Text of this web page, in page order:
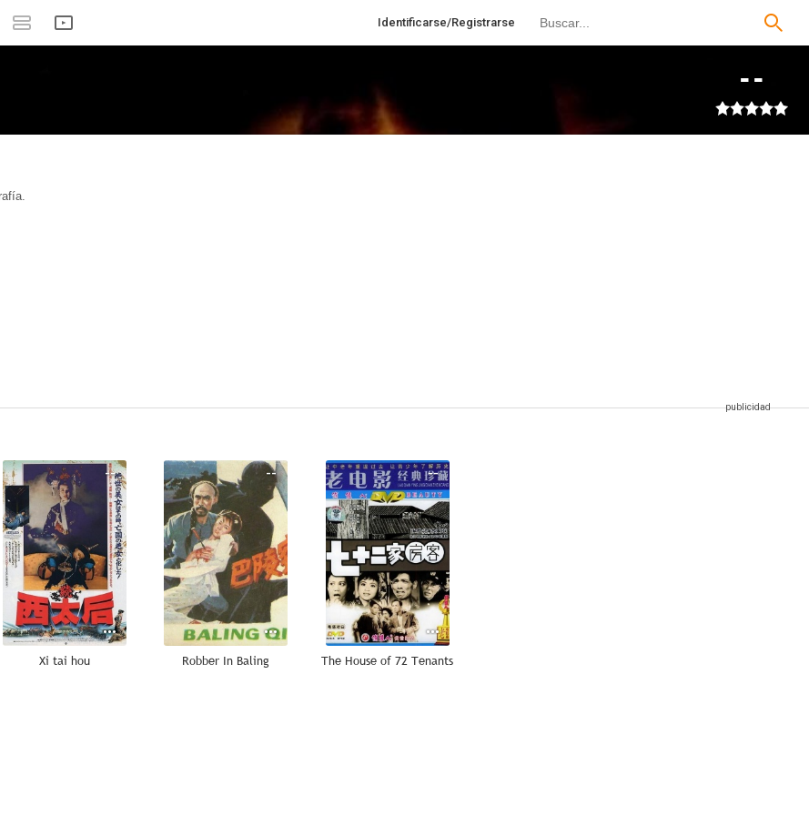
Identificarse/Registrarse
--
--
Xi tai hou
--
Robber In Baling
--
The House of 72 Tenants